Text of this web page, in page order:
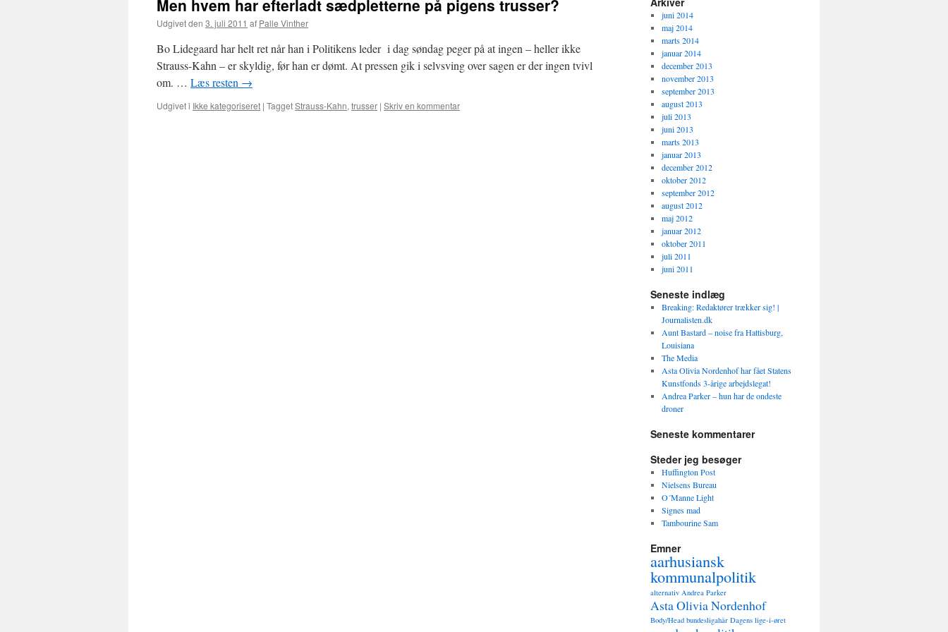
Men hvem har efterladt sædpletterne på pigens trusser?
Udgivet den 3. juli 2011 af Palle Vinther
Bo Lidegaard har helt ret når han i Politikens leder i dag søndag peger på at ingen – heller ikke
Strauss-Kahn – er skyldig, før han er dømt. At pressen gik i selvsving over sagen er der ingen tvivl
om. … Læs resten →
Udgivet i Ikke kategoriseret | TaggetStrauss-Kahn, trusser | Skriv en kommentar
juni 2014
maj 2014
marts 2014
januar 2014
december 2013
november 2013
september 2013
august 2013
juli 2013
juni 2013
marts 2013
januar 2013
december 2012
oktober 2012
september 2012
august 2012
maj 2012
januar 2012
oktober 2011
juli 2011
juni 2011
Seneste indlæg
Breaking: Redaktører trækker sig! |
Journalisten.dk
Aunt Bastard – noise fra Hattisburg,
Louisiana
The Media
Asta Olivia Nordenhof har fået Statens
Kunstfonds 3-årige arbejdslegat!
Andrea Parker – hun har de ondeste
droner
Seneste kommentarer
Steder jeg besøger
Huffington Post
Nielsens Bureau
O´Manne Light
Signes mad
Tambourine Sam
Emner
aarhusiansk
kommunalpolitik
alternativ Andrea Parker
Asta Olivia Nordenhof
Body/Head bundesligahår Dagens lige-i-øret